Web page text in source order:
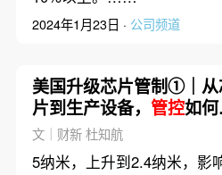
2024年1月23日 · 公司频道
美国升级芯片管制①｜从
片到生产设备， 管控如
级？
文｜财新 杜知航
5纳米，上升到2.4纳米，影